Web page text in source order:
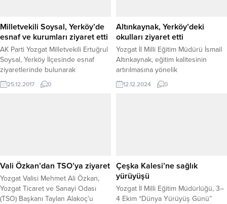
Milletvekili Soysal, Yerköy’de
esnaf ve kurumları ziyaret etti
AK Parti Yozgat Milletvekili Ertuğrul
Soysal, Yerköy İlçesinde esnaf
ziyaretlerinde bulunarak
vatandaşların sorunlarını ve
isteklerini dinledi. Soysal, ilçede
25.12.2017 0
Altınkaynak, Yerköy’deki
okulları ziyaret etti
Yozgat İl Milli Eğitim Müdürü İsmail
Altınkaynak, eğitim kalitesinin
artırılmasına yönelik
gerçekleştirdiği okul ziyaretlerine
devam ediyor. Altınkaynak, Yerköy
Sedat Nezih Özok Mesleki ve
Teknik Anadolu Lisesi,...
12.12.2024 0
Vali Özkan’dan TSO’ya ziyaret
Yozgat Valisi Mehmet Ali Özkan,
Yozgat Ticaret ve Sanayi Odası
(TSO) Başkanı Taylan Alakoç’u
Çeşka Kalesi’ne sağlık
yürüyüşü
Yozgat İl Milli Eğitim Müdürlüğü, 3–
4 Ekim “Dünya Yürüyüş Günü”